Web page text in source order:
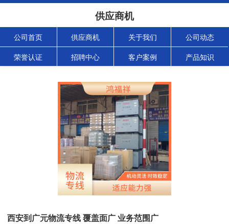
供应商机
公司首页 供应商机 关于我们 公司动态
荣誉认证 招聘中心 客户案例 产品知识
西安到广元物流专线 覆盖面广 业务范围广